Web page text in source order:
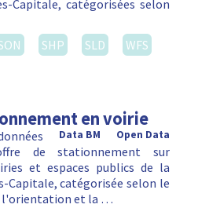
Capitale, catégorisées selon
SHP SLD
WFS
en voirie
Open Data
Data BM
de stationnement sur
et espaces publics de la
Capitale, catégorisée selon le
l'orientation et la …